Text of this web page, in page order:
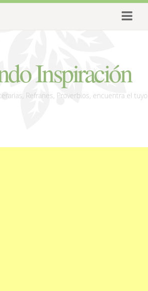
Inspiración
Refranes, Proverbios, encuentra el tuyo